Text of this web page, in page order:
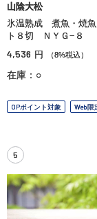
山陰大松
氷温熟成 煮魚・焼魚
ト８切 ＮＹＧ−８
4,536 円 （8%税込）
在庫：○
OPポイント対象 Web限
5